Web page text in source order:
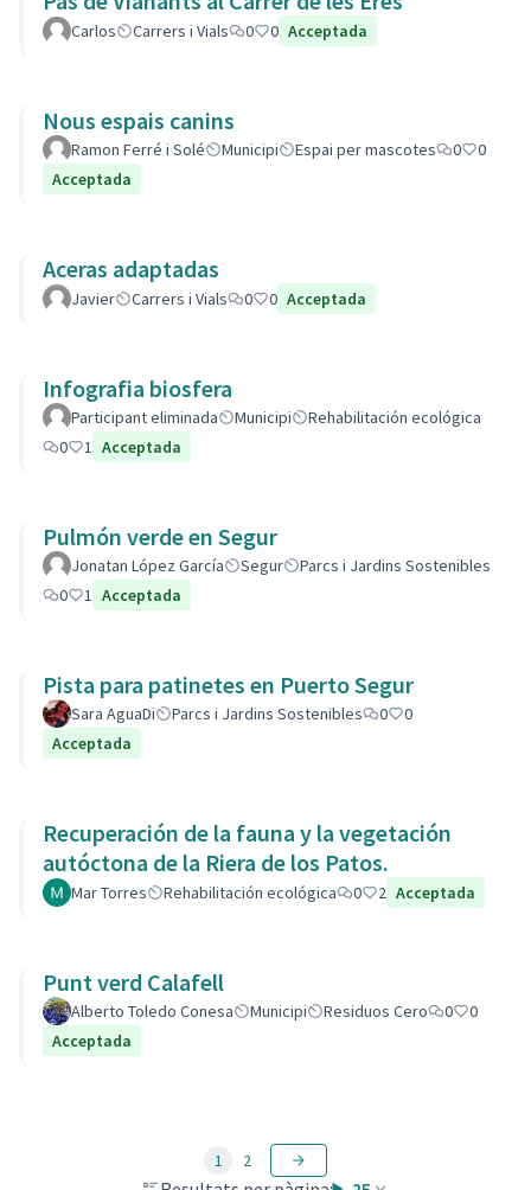
Carlos Carrers i Vials 0 0 Acceptada
Nous espais canins
Ramon Ferré i Solé Municipi Espai per mascotes 0
0
Acceptada
Aceras adaptadas
Javier Carrers i Vials 0 0 Acceptada
Infografia biosfera
Participant eliminada Municipi
Rehabilitación ecológica
0
1 Acceptada
Pulmón verde en Segur
Jonatan López García Segur
Parcs i Jardins Sostenibles
0
1 Acceptada
Pista para patinetes en Puerto Segur
Sara AguaDi Parcs i Jardins Sostenibles 0
0
Acceptada
Recuperación de la fauna y la vegetación
autóctona de la Riera de los Patos.
Mar Torres Rehabilitación ecológica 0 2 Acceptada
Punt verd Calafell
Alberto Toledo Conesa Municipi Residuos Cero 0
0
Acceptada
1 2